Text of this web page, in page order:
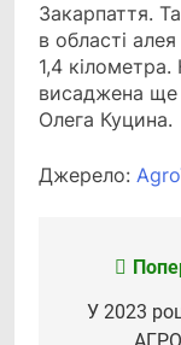
Закарпаття.
в області
1,4
висаджена ще
Олега Куцина.
Джерело:
записів
У 2023